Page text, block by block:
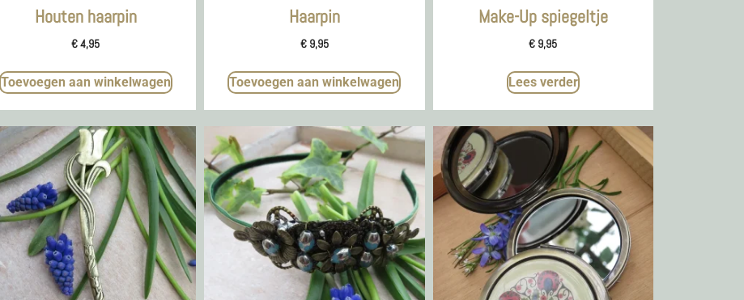
Houten haarpin
€4,95
Toevoegen aan winkelwagen
Haarpin
€9,95
Toevoegen aan winkelwagen
Make-Up spiegeltje
€ 9,95
Lees verder